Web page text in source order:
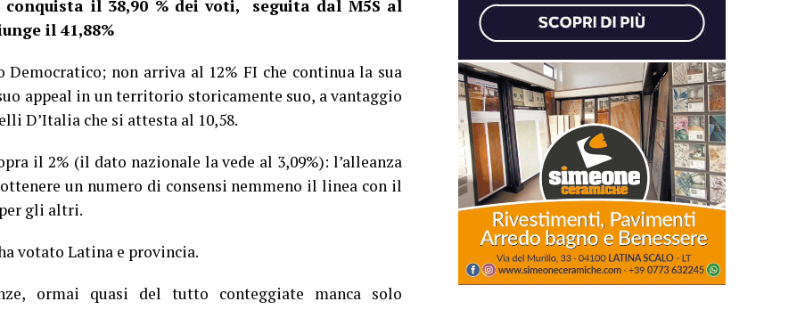
il 38,90 % dei voti, seguita dal M5S al
il 41,88%
non arriva al 12% FI che continua la sua
appeal in un territorio storicamente suo, a vantaggio
D’Italia che si attesta al 10,58.
il 2% (il dato nazionale la vede al 3,09%): l’alleanza
un numero di consensi nemmeno il linea con il
gli altri.
votato Latina e provincia.
ormai quasi del tutto conteggiate manca solo